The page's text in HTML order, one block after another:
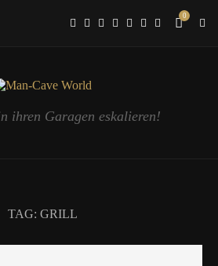
0
ihren Garagen eskalieren!
TAG: GRILL